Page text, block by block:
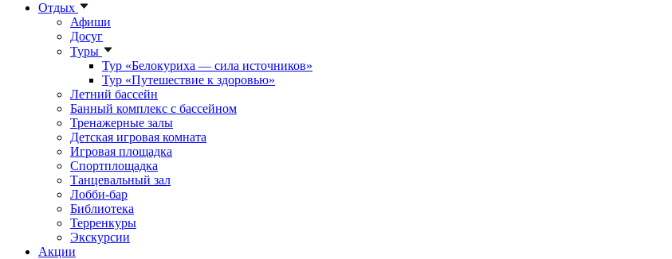
Отдых
Афиши
Досуг
Туры
Тур «Белокуриха — сила источников»
Тур «Путешествие к здоровью»
Летний бассейн
Банный комплекс с бассейном
Тренажерные залы
Детская игровая комната
Игровая площадка
Спортплощадка
Танцевальный зал
Лобби-бар
Библиотека
Терренкуры
Экскурсии
Акции